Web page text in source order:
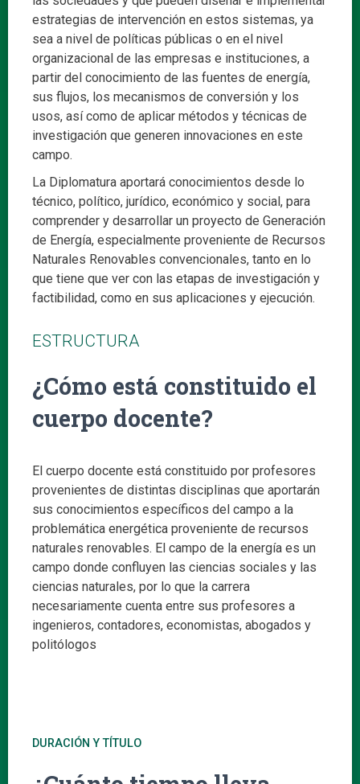
estrategias de intervención en estos sistemas, ya
sea a nivel de políticas públicas o en el nivel
organizacional de las empresas e instituciones, a
partir del conocimiento de las fuentes de energía,
sus flujos, los mecanismos de conversión y los
usos, así como de aplicar métodos y técnicas de
investigación que generen innovaciones en este
campo.
La Diplomatura aportará conocimientos desde lo
técnico, político, jurídico, económico y social, para
comprender y desarrollar un proyecto de Generación
de Energía, especialmente proveniente de Recursos
Naturales Renovables convencionales, tanto en lo
que tiene que ver con las etapas de investigación y
factibilidad, como en sus aplicaciones y ejecución.
ESTRUCTURA
¿Cómo está constituido el
cuerpo docente?
El cuerpo docente está constituido por profesores
provenientes de distintas disciplinas que aportarán
sus conocimientos específicos del campo a la
problemática energética proveniente de recursos
naturales renovables. El campo de la energía es un
campo donde confluyen las ciencias sociales y las
ciencias naturales, por lo que la carrera
necesariamente cuenta entre sus profesores a
ingenieros, contadores, economistas, abogados y
politólogos
DURACIÓN Y TÍTULO